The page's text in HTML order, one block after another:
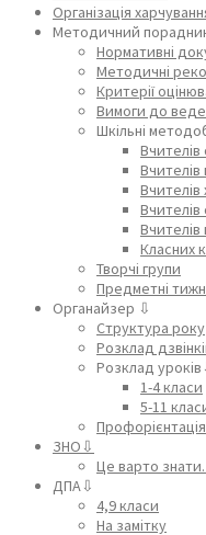
Організація
Методичний
Нормативні
Методичні
Критерії
Вимоги до
Шкільні
Вчителів
Вчителів
Класних
Творчі групи
Предметні
Органайзер ⇩
Структура року
Розклад
Розклад
1-4 класи
5-11
Профорієнтація
ЗНО⇩
Це варто
ДПА⇩
4,9 класи
На замітку